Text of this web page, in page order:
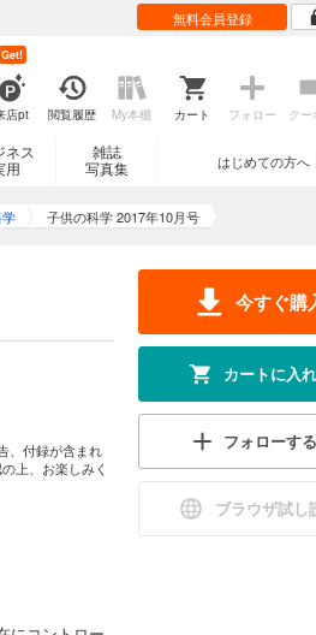
無料会員登録
店pt
Get!
閲覧履歴 My本棚 カート フォロー クー
ネス
用
雑誌
写真集
はじめての方へ
子供の科学 2017年10月号
、付録が含まれ
上、お楽しみく
今すぐ購
カートに入
フォローする
ブラウザ試し